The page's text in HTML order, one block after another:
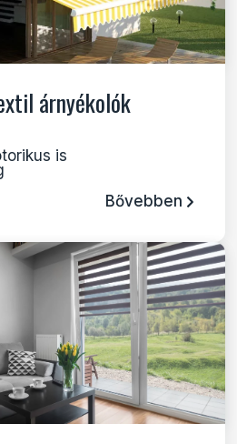
árnyékolók
is
Bővebben